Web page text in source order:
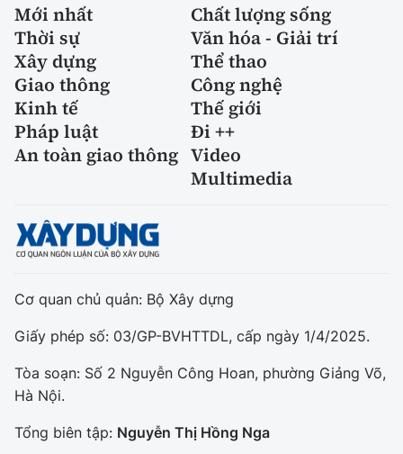
Mới nhất
Chất lượng sống
Thời sự
Văn hóa - Giải trí
Xây dựng
Thể thao
Giao thông
Công nghệ
Kinh tế
Thế giới
Pháp luật
Đi ++
An toàn giao thông Video
Multimedia
Cơ quan chủ quản: Bộ Xây dựng
Giấy phép số: 03/GP-BVHTTDL, cấp ngày 1/4/2025.
Tòa soạn: Số 2 Nguyễn Công Hoan, phường Giảng Võ,
Hà Nội.
Tổng biên tập: Nguyễn Thị Hồng Nga